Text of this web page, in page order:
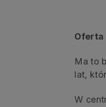
Oferta
Ma to
lat,
W